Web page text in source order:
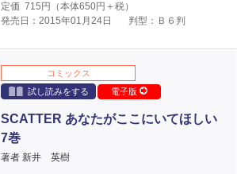
定価 715 円（本体650円＋税）
発売日：2015年01月24日
判型：Ｂ６判
コミックス
試し読みをする
電子版
SCATTER あなたがここにいてほしい
7巻
著者 新井 英樹